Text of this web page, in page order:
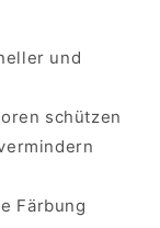
und
schützen
Färbung